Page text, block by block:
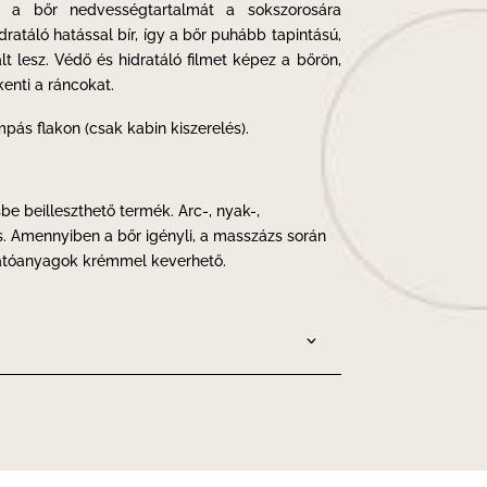
bőr nedvességtartalmát a sokszorosára
hatással bír, így a bőr puhább tapintású,
lesz. Védő és hidratáló filmet képez a bőrön,
a ráncokat.
flakon (csak kabin kiszerelés).
beilleszthető termék. Arc-, nyak-,
Amennyiben a bőr igényli, a masszázs során
krémmel keverhető.